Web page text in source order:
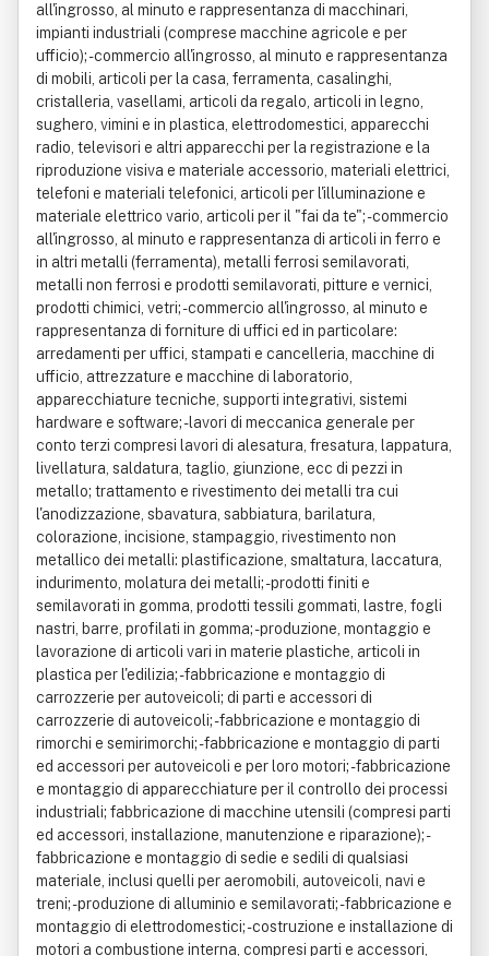
all'ingrosso, al minuto e rappresentanza di macchinari,
impianti industriali (comprese macchine agricole e per
ufficio); - commercio all'ingrosso, al minuto e rappresentanza
di mobili, articoli per la casa, ferramenta, casalinghi,
cristalleria, vasellami, articoli da regalo, articoli in legno,
sughero, vimini e in plastica, elettrodomestici, apparecchi
radio, televisori e altri apparecchi per la registrazione e la
riproduzione visiva e materiale accessorio, materiali elettrici,
telefoni e materiali telefonici, articoli per l'illuminazione e
materiale elettrico vario, articoli per il "fai da te"; - commercio
all'ingrosso, al minuto e rappresentanza di articoli in ferro e
in altri metalli (ferramenta), metalli ferrosi semilavorati,
metalli non ferrosi e prodotti semilavorati, pitture e vernici,
prodotti chimici, vetri; - commercio all'ingrosso, al minuto e
rappresentanza di forniture di uffici ed in particolare:
arredamenti per uffici, stampati e cancelleria, macchine di
ufficio, attrezzature e macchine di laboratorio,
apparecchiature tecniche, supporti integrativi, sistemi
hardware e software; - lavori di meccanica generale per
conto terzi compresi lavori di alesatura, fresatura, lappatura,
livellatura, saldatura, taglio, giunzione, ecc di pezzi in
metallo; trattamento e rivestimento dei metalli tra cui
l'anodizzazione, sbavatura, sabbiatura, barilatura,
colorazione, incisione, stampaggio, rivestimento non
metallico dei metalli: plastificazione, smaltatura, laccatura,
indurimento, molatura dei metalli; - prodotti finiti e
semilavorati in gomma, prodotti tessili gommati, lastre, fogli
nastri, barre, profilati in gomma; - produzione, montaggio e
lavorazione di articoli vari in materie plastiche, articoli in
plastica per l'edilizia; - fabbricazione e montaggio di
carrozzerie per autoveicoli; di parti e accessori di
carrozzerie di autoveicoli; - fabbricazione e montaggio di
rimorchi e semirimorchi; - fabbricazione e montaggio di parti
ed accessori per autoveicoli e per loro motori; - fabbricazione
e montaggio di apparecchiature per il controllo dei processi
industriali; fabbricazione di macchine utensili (compresi parti
ed accessori, installazione, manutenzione e riparazione); -
fabbricazione e montaggio di sedie e sedili di qualsiasi
materiale, inclusi quelli per aeromobili, autoveicoli, navi e
treni; - produzione di alluminio e semilavorati; - fabbricazione e
montaggio di elettrodomestici; - costruzione e installazione di
motori a combustione interna, compresi parti e accessori,